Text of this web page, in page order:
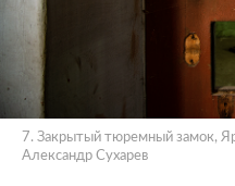
7. Закрытый тюремный замок,
Александр Сухарев